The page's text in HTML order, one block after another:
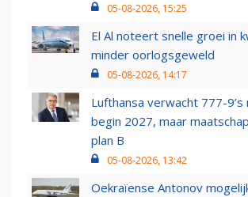
05-08-2026, 15:25
El Al noteert snelle groei in
minder oorlogsgeweld
05-08-2026, 14:17
Lufthansa verwacht 777-
begin 2027, maar
plan B
05-08-2026, 13:42
Oekraïense Antonov